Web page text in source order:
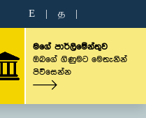
E த
මගේ පාර්ලිමේන්තුව
ඔබගේ ගිණුමට මෙතැනින්
පිවිසෙන්න